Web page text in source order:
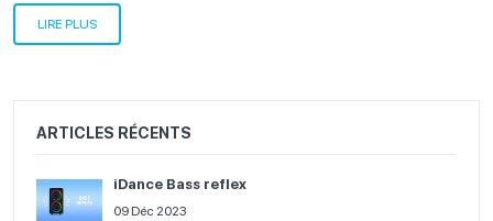
LIRE PLUS
ARTICLES RÉCENTS
iDance Bass reflex
09 Déc 2023